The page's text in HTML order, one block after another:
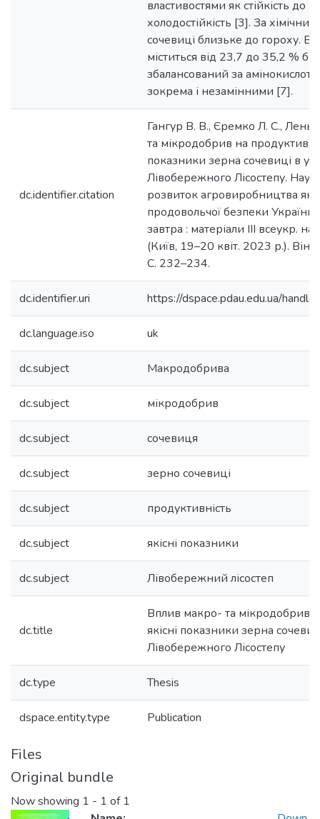
властивостями як стійкість до
холодостійкість [3]. За
сочевиці близьке до гороху. В
міститься від 23,7 до 35,2 %
збалансований за
зокрема і незамінними [7].
dc.identifier.citation
Гангур В. В., Єремко Л. С., Лень
та мікродобрив на
показники зерна сочевиці в
Лівобережного Лісостепу.
розвиток агровиробництва як
продовольчої безпеки України:
завтра : матеріали ІІІ всеукр.
(Київ, 19–20 квіт. 2023 р.).
С. 232–234.
dc.identifier.uri https://dspace.pdau.edu.ua/
dc.language.iso uk
dc.subject Макродобрива
dc.subject мікродобрив
dc.subject сочевиця
dc.subject зерно сочевиці
dc.subject продуктивність
dc.subject якісні показники
dc.subject Лівобережний лісостеп
dc.title
Вплив макро- та мікродобрив
якісні показники зерна
Лівобережного Лісостепу
dc.type Thesis
dspace.entity.type Publication
Files
Original bundle
Now showing 1 - 1 of 1